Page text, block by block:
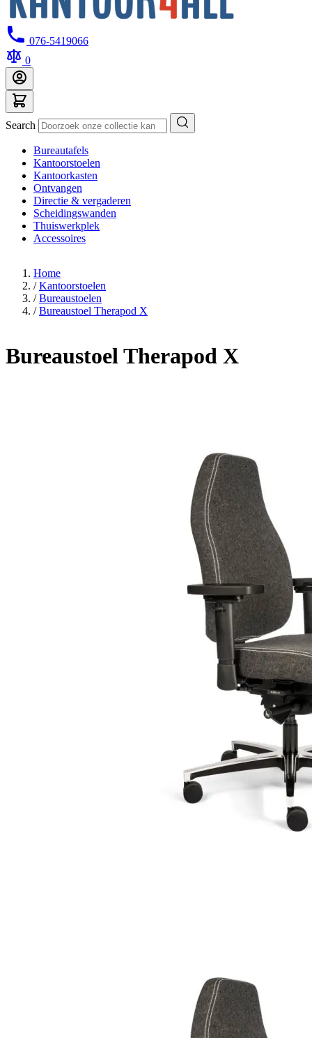
076-5419066
0
Search
Bureautafels
Kantoorstoelen
Kantoorkasten
Ontvangen
Directie & vergaderen
Scheidingswanden
Thuiswerkplek
Accessoires
Home
/ Kantoorstoelen
/ Bureaustoelen
/ Bureaustoel Therapod X
Bureaustoel Therapod X